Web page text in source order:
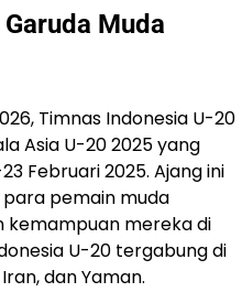
Muda
Timnas Indonesia U-20
Asia U-20 2025 yang
Februari 2025. Ajang ini
pemain muda
kemampuan mereka di
U-20 tergabung di
dan Yaman.